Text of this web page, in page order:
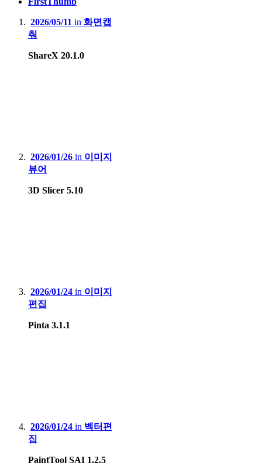
2026/05/11 in 화면캡
춰
ShareX 20.1.0
2026/01/26 in 이미지
뷰어
3D Slicer 5.10
2026/01/24 in 이미지
편집
Pinta 3.1.1
2026/01/24 in 벡터편
집
PaintTool SAI 1.2.5